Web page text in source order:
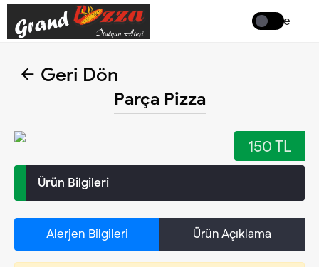
Coffee
Geri Dön
Parça Pizza
150 TL
Ürün Bilgileri
Alerjen Bilgileri Ürün Açıklama